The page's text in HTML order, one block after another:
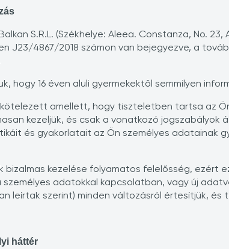
S.R.L. (Székhelye: Aleea. Constanza, No.
J23/4867/2018 számon van bejegyezve, a
hogy 16 éven aluli gyermekektől semmilyen
amellett, hogy tiszteletben tartsa az
kezeljük, és csak a vonatkozó
és gyakorlatait az Ön személyes adatainak
bizalmas kezelése folyamatos felelősség, ezért
személyes adatokkal kapcsolatban, vagy új
leírtak szerint) minden változásról értesítjük, és
háttér